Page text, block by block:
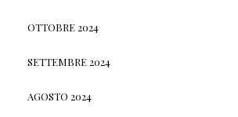
OTTOBRE 2024
SETTEMBRE 2024
AGOSTO 2024